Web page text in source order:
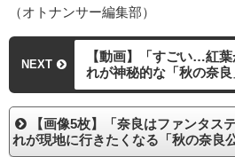
（オトナンサー編集部）
NEXT
【動画】「すごい…紅
れが神秘的な「秋の奈良
【画像5枚】「奈良はファンタス
れが現地に行きたくなる「秋の奈良